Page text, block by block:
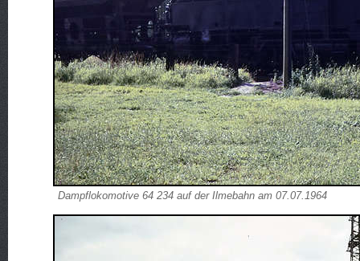
Dampflokomotive 64 234 auf der Ilmebahn am 07.07.1964